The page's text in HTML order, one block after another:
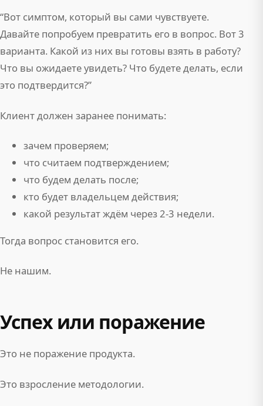
“Вот симптом, который вы сами чувствуете.
Давайте попробуем превратить его в вопрос. Вот 3
варианта. Какой из них вы готовы взять в работу?
Что вы ожидаете увидеть? Что будете делать, если
это подтвердится?”
Клиент должен заранее понимать:
зачем проверяем;
что считаем подтверждением;
что будем делать после;
кто будет владельцем действия;
какой результат ждём через 2-3 недели.
Тогда вопрос становится его.
Не нашим.
Успех или поражение
Это не поражение продукта.
Это взросление методологии.